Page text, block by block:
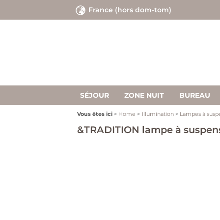
France (hors dom-tom)
SÉJOUR ZONE NUIT BUREAU
Vous êtes ici Home Illumination Lampes à
&TRADITION lampe à